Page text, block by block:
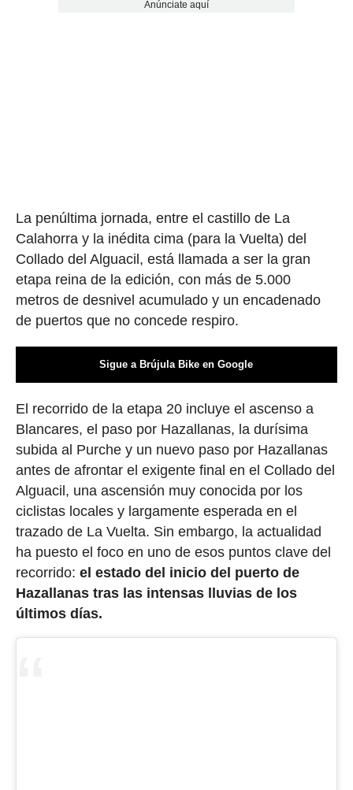
Anúnciate aquí
La penúltima jornada, entre el castillo de La
Calahorra y la inédita cima (para la Vuelta) del
Collado del Alguacil, está llamada a ser la gran
etapa reina de la edición, con más de 5.000
metros de desnivel acumulado y un encadenado
de puertos que no concede respiro.
Sigue a Brújula Bike en Google
El recorrido de la etapa 20 incluye el ascenso a
Blancares, el paso por Hazallanas, la durísima
subida al Purche y un nuevo paso por Hazallanas
antes de afrontar el exigente final en el Collado del
Alguacil, una ascensión muy conocida por los
ciclistas locales y largamente esperada en el
trazado de La Vuelta. Sin embargo, la actualidad
ha puesto el foco en uno de esos puntos clave del
recorrido: el estado del inicio del puerto de
Hazallanas tras las intensas lluvias de los
últimos días.